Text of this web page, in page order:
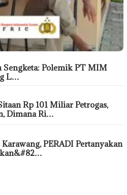
Sengketa: Polemik PT MIM
L…
Rp 101 Miliar Petrogas,
Dimana Ri…
Karawang, PERADI Pertanyakan